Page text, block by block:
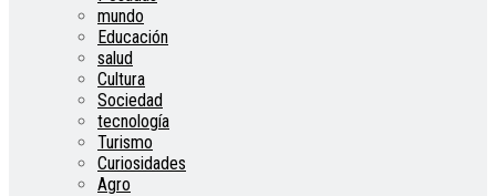
mundo
Educación
salud
Cultura
Sociedad
tecnología
Turismo
Curiosidades
Agro